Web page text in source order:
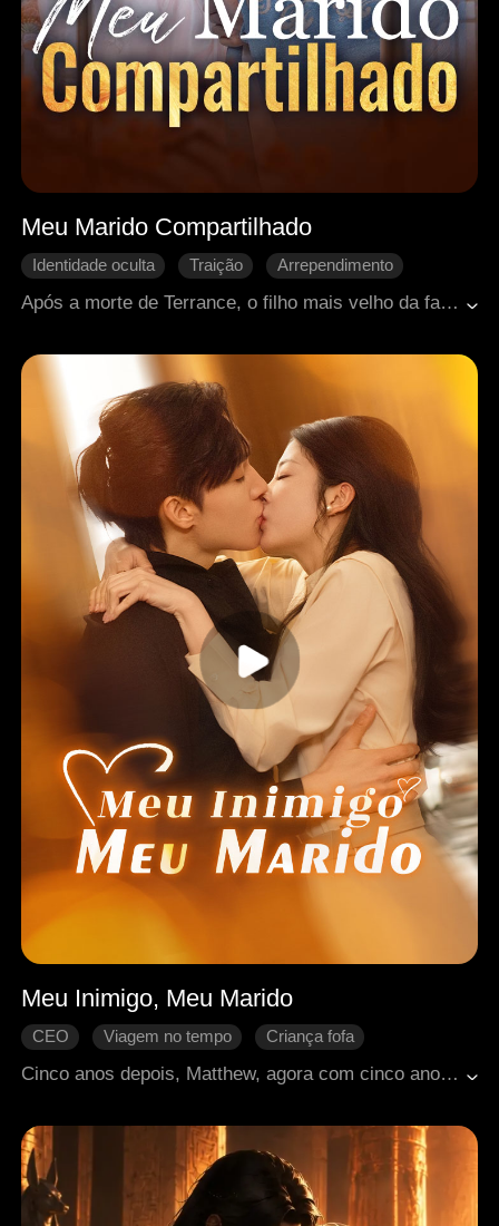
Meu Marido Compartilhado
Identidade oculta Traição
Arrependimento
Casamento
Após a morte de Terrance, o filho mais velho da família Green, Lydia ficou viúva. Pressionado pelos pais, o irmão mais novo, Rory, foi incumbido de continuar as linhagens familiares. Relutantes, ele e sua esposa, Margaret, não podiam contrariar os mais velhos. Aos poucos, Lydia conquistou o coração de Rory. Após ser repetidamente magoada, Margaret pediu o divórcio e se afastou, mas morreu tragicamente em um incêndio no dia de sua partida.
Meu Inimigo, Meu Marido
CEO Viagem no tempo
Criança fofa
Cinco anos depois, Matthew, agora com cinco anos, voltou no tempo seis anos, abraçou Hannah e a chamou de "Mamãe". Quando ela começava a aceitar que esse adorável menino poderia ser seu futuro filho, ouviu Matthew chamar seu rival de infância de "Papai". A partir daí, o trio embarca em aventuras caóticas, engraçadas e cheias de ternura.